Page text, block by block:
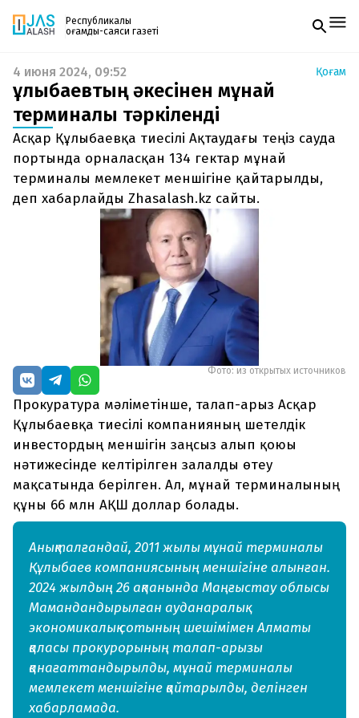
Республикалық
қоғамдық-саяси газеті
Жаңалықтар
Спорт
Live
Руханият
Аймақ
Архив
Заң және тәртіп
Редакциямен байланыс
+7 701 220 64 52
zhasalash100@gmail.com
Газетке жазылу
PDF форматтағы газетті ай сайын электронды
поштаңызға алып отырыңыз. Жаңа нөмір
шыққан сәтте сізге бірден жіберіледі. Тек email
енгізіңіз, біз қалғанын өзіміз жібереміз.
4 июня 2024, 09:52 Қоғам
Құлыбаевтың әкесінен мұнай
терминалы тәркіленді
Асқар Құлыбаевқа тиесілі Ақтаудағы теңіз сауда
портында орналасқан 134 гектар мұнай
терминалы мемлекет меншігіне қайтарылды,
деп хабарлайды Zhasalash.kz сайты.
Фото: из открытых источников
Прокуратура мәліметінше, талап-арыз Асқар
Құлыбаевқа тиесілі компанияның шетелдік
инвестордың меншігін заңсыз алып қоюы
нәтижесінде келтірілген залалды өтеу
мақсатында берілген. Ал, мұнай терминалының
құны 66 млн АҚШ доллар болады.
Анықталғандай, 2011 жылы мұнай терминалы
Құлыбаев компаниясының меншігіне алынған.
2024 жылдың 26 ақпанында Маңғыстау облысы
Мамандандырылған ауданаралық
экономикалық сотының шешімімен Алматы
қаласы прокурорының талап-арызы
қанағаттандырылды, мұнай терминалы
мемлекет меншігіне қайтарылды, делінген
хабарламада.